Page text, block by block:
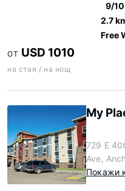
9/10
2.7
Free
ОТ USD 1010
на стая / на нощ
My
729 E
Ave,
Покажи